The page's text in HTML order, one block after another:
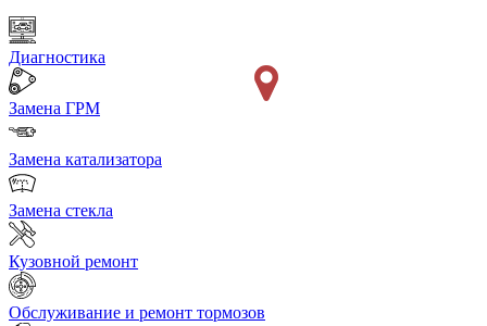
Диагностика
Замена ГРМ
Замена катализатора
Замена стекла
Кузовной ремонт
Обслуживание и ремонт тормозов